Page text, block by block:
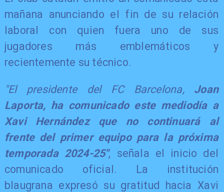
mañana anunciando el fin de su relación
laboral con quien fuera uno de sus
jugadores más emblemáticos y
recientemente su técnico.
"El presidente del FC Barcelona, Joan
Laporta, ha comunicado este mediodía a
Xavi Hernández que no continuará al
frente del primer equipo para la próxima
temporada 2024-25", señala el inicio del
comunicado oficial. La institución
blaugrana expresó su gratitud hacia Xavi